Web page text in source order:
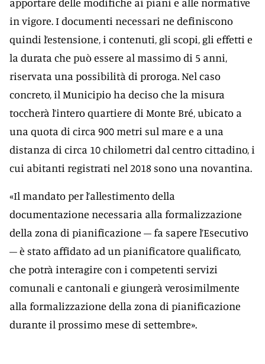
in vigore. I documenti necessari ne definiscono
quindi l’estensione, i contenuti, gli scopi, gli effetti e
la durata che può essere al massimo di 5 anni,
riservata una possibilità di proroga. Nel caso
concreto, il Municipio ha deciso che la misura
toccherà l’intero quartiere di Monte Bré, ubicato a
una quota di circa 900 metri sul mare e a una
distanza di circa 10 chilometri dal centro cittadino, i
cui abitanti registrati nel 2018 sono una novantina.
«Il mandato per l’allestimento della
documentazione necessaria alla formalizzazione
della zona di pianificazione – fa sapere l’Esecutivo
– è stato affidato ad un pianificatore qualificato,
che potrà interagire con i competenti servizi
comunali e cantonali e giungerà verosimilmente
alla formalizzazione della zona di pianificazione
durante il prossimo mese di settembre».